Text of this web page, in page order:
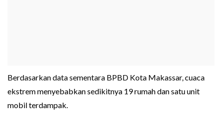
Berdasarkan data sementara BPBD Kota Makassar, cuaca
ekstrem menyebabkan sedikitnya 19 rumah dan satu unit
mobil terdampak.